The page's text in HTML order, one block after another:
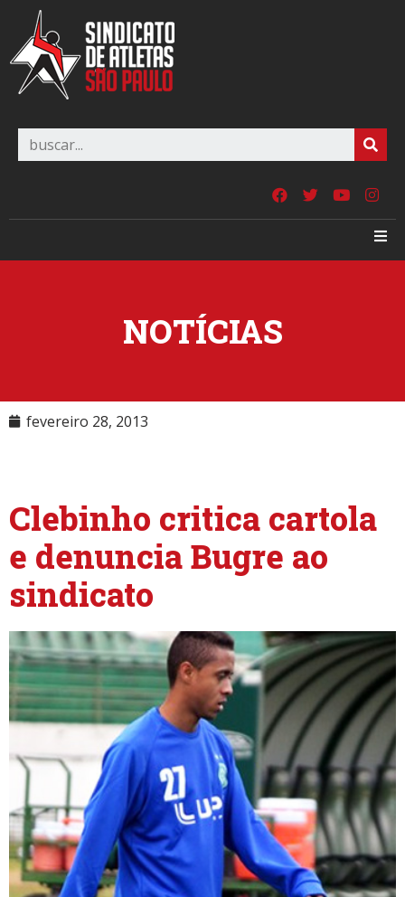
NOTÍCIAS
fevereiro 28, 2013
Clebinho critica cartola
e denuncia Bugre ao
sindicato